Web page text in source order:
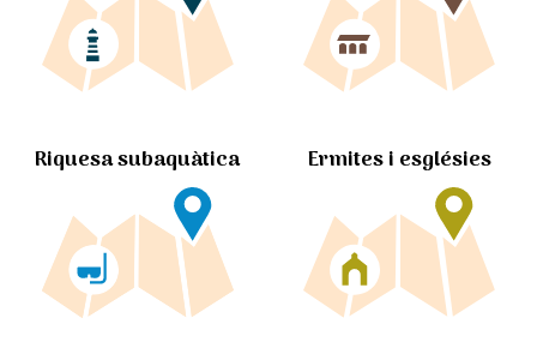
Riquesa subaquàtica Ermites i esglésies